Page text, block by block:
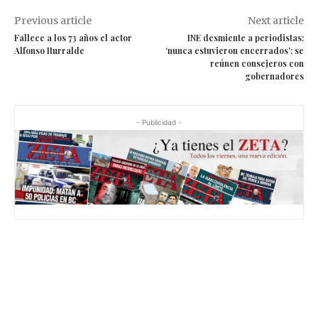
Previous article
Fallece a los 73 años el actor
Alfonso Iturralde
Next article
INE desmiente a periodistas:
‘nunca estuvieron encerrados’; se
reúnen consejeros con
gobernadores
- Publicidad -